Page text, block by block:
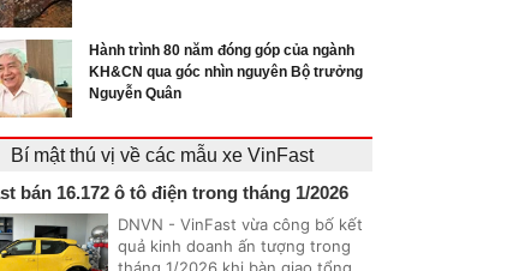
Hành trình 80 năm đóng góp của ngành
KH&CN qua góc nhìn nguyên Bộ trưởng
Nguyễn Quân
Bí mật thú vị về các mẫu xe VinFast
bán 16.172 ô tô điện trong tháng 1/2026
DNVN - VinFast vừa công bố kết
quả kinh doanh ấn tượng trong